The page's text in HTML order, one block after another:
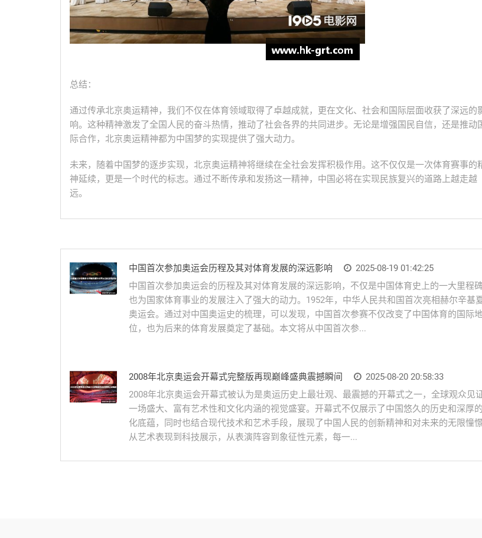
总结：
通过传承北京奥运精神，我们不仅在体育领域取得了卓越成就，更在文化、社会和国际层面收获了深远的
响。这种精神激发了全国人民的奋斗热情，推动了社会各界的共同进步。无论是增强国民自信，还是推动
际合作，北京奥运精神都为中国梦的实现提供了强大动力。
未来，随着中国梦的逐步实现，北京奥运精神将继续在全社会发挥积极作用。这不仅仅是一次体育赛事的
神延续，更是一个时代的标志。通过不断传承和发扬这一精神，中国必将在实现民族复兴的道路上越走越
远。
中国首次参加奥运会历程及其对体育发展的深远影响
2025-08-19 01:42:25
中国首次参加奥运会的历程及其对体育发展的深远影响，不仅是中国体育史上的一大里程碑
也为国家体育事业的发展注入了强大的动力。1952年，中华人民共和国首次亮相赫尔辛基
奥运会。通过对中国奥运史的梳理，可以发现，中国首次参赛不仅改变了中国体育的国际
位，也为后来的体育发展奠定了基础。本文将从中国首次参...
2008年北京奥运会开幕式完整版再现巅峰盛典震撼瞬间
2025-08-20 20:58:33
2008年北京奥运会开幕式被认为是奥运历史上最壮观、最震撼的开幕式之一，全球观众见
一场盛大、富有艺术性和文化内涵的视觉盛宴。开幕式不仅展示了中国悠久的历史和深厚
化底蕴，同时也结合现代技术和艺术手段，展现了中国人民的创新精神和对未来的无限憧憬
从艺术表现到科技展示，从表演阵容到象征性元素，每一...